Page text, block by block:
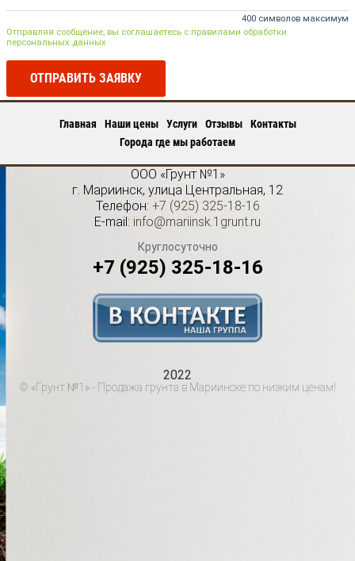
400 символов максимум
Отправляя сообщение, вы соглашаетесь с правилами обработки
персональных данных
ОТПРАВИТЬ ЗАЯВКУ
Главная Наши цены Услуги Отзывы
Контакты
Города где мы работаем
ООО «Грунт №1»
г. Мариинск, улица Центральная, 12
Телефон: +7 (925) 325-18-16
E-mail: info@mariinsk.1grunt.ru
Круглосуточно
+7 (925) 325-18-16
2022
© «Грунт №1» - Продажа грунта в Мариинске по низким ценам!